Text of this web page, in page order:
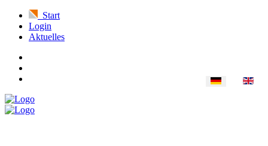
Start
Login
Aktuelles